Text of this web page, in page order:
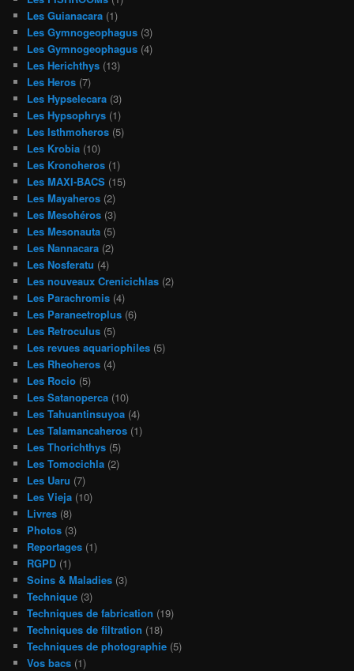
Les Guianacara (1)
Les Gymnogeophagus (3)
Les Gymnogeophagus (4)
Les Herichthys (13)
Les Heros (7)
Les Hypselecara (3)
Les Hypsophrys (1)
Les Isthmoheros (5)
Les Krobia (10)
Les Kronoheros (1)
Les MAXI-BACS (15)
Les Mayaheros (2)
Les Mesohéros (3)
Les Mesonauta (5)
Les Nannacara (2)
Les Nosferatu (4)
Les nouveaux Crenicichlas (2)
Les Parachromis (4)
Les Paraneetroplus (6)
Les Retroculus (5)
Les revues aquariophiles (5)
Les Rheoheros (4)
Les Rocio (5)
Les Satanoperca (10)
Les Tahuantinsuyoa (4)
Les Talamancaheros (1)
Les Thorichthys (5)
Les Tomocichla (2)
Les Uaru (7)
Les Vieja (10)
Livres (8)
Photos (3)
Reportages (1)
RGPD (1)
Soins & Maladies (3)
Technique (3)
Techniques de fabrication (19)
Techniques de filtration (18)
Techniques de photographie (5)
Vos bacs (1)